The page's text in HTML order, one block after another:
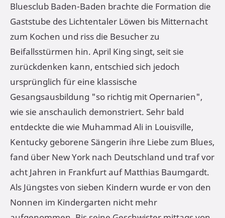
Bluesclub Baden-Baden brachte die Formation die
Gaststube des Lichtentaler Löwen bis Mitternacht
zum Kochen und riss die Besucher zu
Beifallsstürmen hin. April King singt, seit sie
zurückdenken kann, entschied sich jedoch
ursprünglich für eine klassische
Gesangsausbildung "so richtig mit Opernarien",
wie sie anschaulich demonstriert. Sehr bald
entdeckte die wie Muhammad Ali in Louisville,
Kentucky geborene Sängerin ihre Liebe zum Blues,
fand über New York nach Deutschland und traf vor
acht Jahren in Frankfurt auf Matthias Baumgardt.
Als Jüngstes von sieben Kindern wurde er von den
Nonnen im Kindergarten nicht mehr